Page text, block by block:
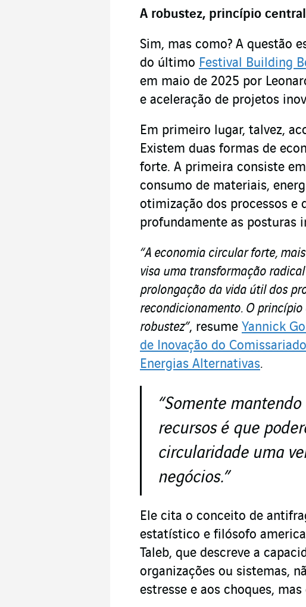
A robustez, princípio
Sim, mas como? A questão
do último Festival Building
em maio de 2025 por
e aceleração de projetos
Em primeiro lugar, talvez,
Existem duas formas de
forte. A primeira consiste
consumo de materiais,
otimização dos processos e
profundamente as posturas
“A economia circular forte,
visa uma transformação
prolongação da vida útil dos
recondicionamento. O
robustez”, resume Yannick
de Inovação do
Energias Alternativas.
“Somente
recursos é que
circularidade uma
negócios.”
Ele cita o conceito de
estatístico e filósofo
Taleb, que descreve a
organizações ou sistemas,
estresse e aos choques,